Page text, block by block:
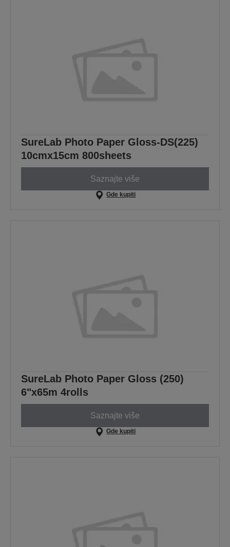
SureLab Photo Paper Gloss-DS(225)
10cmx15cm 800sheets
Saznajte više
Gde kupiti
SureLab Photo Paper Gloss (250)
6"x65m 4rolls
Saznajte više
Gde kupiti